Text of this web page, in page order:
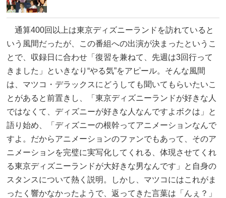
通算400回以上は東京ディズニーランドを訪れていると
いう風間だったが、この番組への出演が決まったというこ
とで、収録日に合わせ「復習を兼ねて、先週は3回行って
きました」といきなり“やる気”をアピール。そんな風間
は、マツコ・デラックスにどうしても聞いてもらいたいこ
とがあると前置きし、「東京ディズニーランドが好きな人
ではなくて、ディズニーが好きな人なんですよボクは」と
語り始め、「ディズニーの根幹ってアニメーションなんで
すよ。だからアニメーションのファンでもあって、そのア
ニメーションを完璧に実写化してくれる、体現させてくれ
る東京ディズニーランドが大好きな男なんです」と自身の
スタンスについて熱く説明。しかし、マツコにはこれがま
ったく響かなかったようで、返ってきた言葉は「んぇ？」